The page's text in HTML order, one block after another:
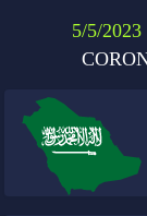
5/5/2023